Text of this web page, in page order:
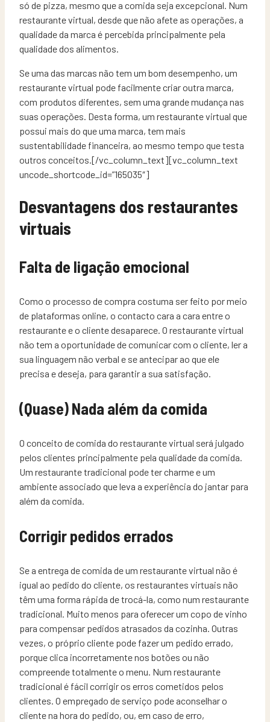
só de pizza, mesmo que a comida seja excepcional. Num
restaurante virtual, desde que não afete as operações, a
qualidade da marca é percebida principalmente pela
qualidade dos alimentos.
Se uma das marcas não tem um bom desempenho, um
restaurante virtual pode facilmente criar outra marca,
com produtos diferentes, sem uma grande mudança nas
suas operações. Desta forma, um restaurante virtual que
possui mais do que uma marca, tem mais
sustentabilidade financeira, ao mesmo tempo que testa
outros conceitos.[/vc_column_text][vc_column_text
uncode_shortcode_id=”165035″]
Desvantagens dos restaurantes
virtuais
Falta de ligação emocional
Como o processo de compra costuma ser feito por meio
de plataformas online, o contacto cara a cara entre o
restaurante e o cliente desaparece. O restaurante virtual
não tem a oportunidade de comunicar com o cliente, ler a
sua linguagem não verbal e se antecipar ao que ele
precisa e deseja, para garantir a sua satisfação.
(Quase) Nada além da comida
O conceito de comida do restaurante virtual será julgado
pelos clientes principalmente pela qualidade da comida.
Um restaurante tradicional pode ter charme e um
ambiente associado que leva a experiência do jantar para
além da comida.
Corrigir pedidos errados
Se a entrega de comida de um restaurante virtual não é
igual ao pedido do cliente, os restaurantes virtuais não
têm uma forma rápida de trocá-la, como num restaurante
tradicional. Muito menos para oferecer um copo de vinho
para compensar pedidos atrasados ​​da cozinha. Outras
vezes, o próprio cliente pode fazer um pedido errado,
porque clica incorretamente nos botões ou não
compreende totalmente o menu. Num restaurante
tradicional é fácil corrigir os erros cometidos pelos
clientes. O empregado de serviço pode aconselhar o
cliente na hora do pedido, ou, em caso de erro,